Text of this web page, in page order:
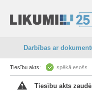
Darbības ar
Tiesību akts: spēkā esošs
Tiesību akts